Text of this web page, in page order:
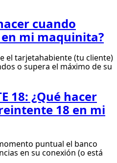
cuando
mi maquinita?
el tarjetahabiente (tu cliente)
o supera el máximo de su
18: ¿Qué hacer
18 en mi
puntual el banco
en su conexión (o está